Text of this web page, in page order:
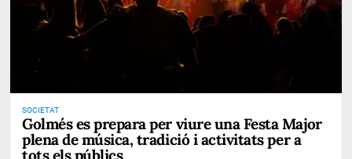
SOCIETAT
Golmés es prepara per viure una Festa Major
plena de música, tradició i activitats per a
tots els públics